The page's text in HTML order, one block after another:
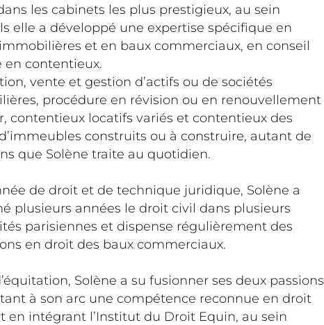
les cabinets les plus prestigieux, au sein
elle a développé une expertise spécifique en
et en baux commerciaux, en conseil
en contentieux.
vente et gestion d’actifs ou de sociétés
procédure en révision ou en renouvellement
contentieux locatifs variés et contentieux des
construits ou à construire, autant de
que Solène traite au quotidien.
de droit et de technique juridique, Solène a
plusieurs années le droit civil dans plusieurs
parisiennes et dispense régulièrement des
en droit des baux commerciaux.
Solène a su fusionner ses deux passions
à son arc une compétence reconnue en droit
en intégrant l’Institut du Droit Equin, au sein